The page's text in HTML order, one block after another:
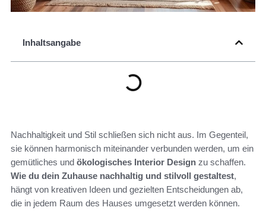
Inhaltsangabe
Nachhaltigkeit und Stil schließen sich nicht aus. Im Gegenteil,
sie können harmonisch miteinander verbunden werden, um ein
gemütliches und ökologisches Interior Design zu schaffen.
Wie du dein Zuhause nachhaltig und stilvoll gestaltest,
hängt von kreativen Ideen und gezielten Entscheidungen ab,
die in jedem Raum des Hauses umgesetzt werden können.